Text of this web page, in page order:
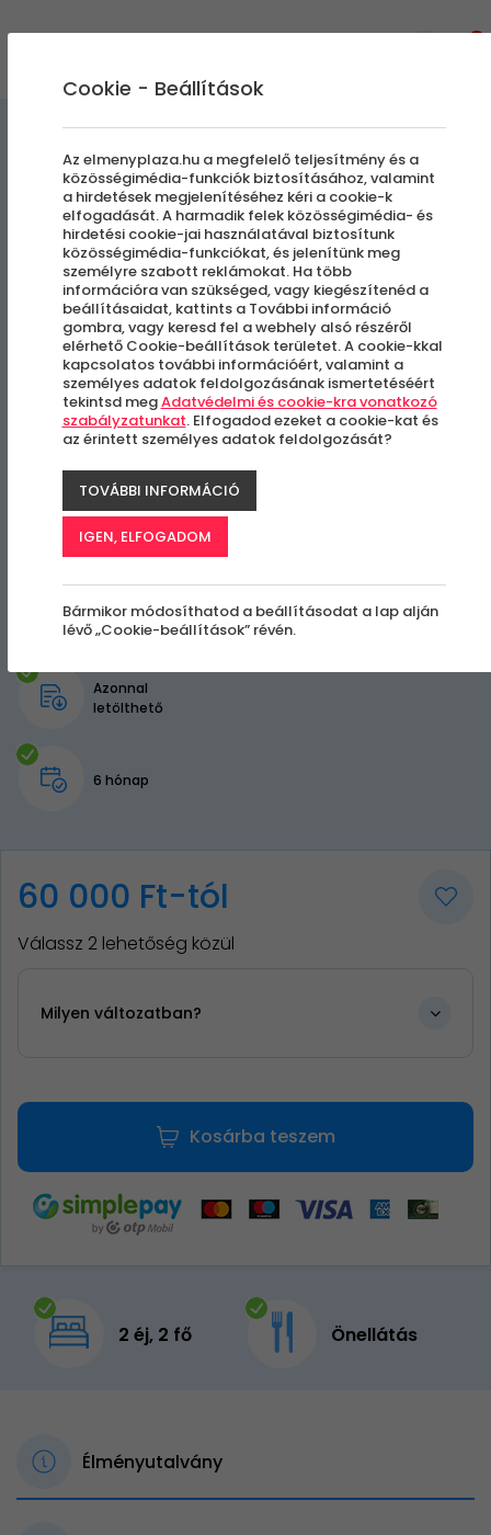
Annaporta
Természetközeli pihenés
Hetvehely-Kán
Azonnal
letölthető
6 hónap
60 000 Ft-tól
Válassz 2 lehetőség közül
Milyen változatban?
Kosárba teszem
2 éj, 2 fő Önellátás
Élményutalvány
Cookie - Beállítások
Az elmenyplaza.hu a megfelelő teljesítmény és a
közösségimédia-funkciók biztosításához, valamint
a hirdetések megjelenítéséhez kéri a cookie-k
elfogadását. A harmadik felek közösségimédia- és
hirdetési cookie-jai használatával biztosítunk
közösségimédia-funkciókat, és jelenítünk meg
személyre szabott reklámokat. Ha több
információra van szükséged, vagy kiegészítenéd a
beállításaidat, kattints a További információ
gombra, vagy keresd fel a webhely alsó részéről
elérhető Cookie-beállítások területet. A cookie-kkal
kapcsolatos további információért, valamint a
személyes adatok feldolgozásának ismertetéséért
tekintsd megAdatvédelmi és cookie-kra vonatkozó
szabályzatunkat. Elfogadod ezeket a cookie-kat és
az érintett személyes adatok feldolgozását?
TOVÁBBI INFORMÁCIÓ
IGEN, ELFOGADOM
Bármikor módosíthatod a beállításodat a lap alján
lévő „Cookie-beállítások” révén.